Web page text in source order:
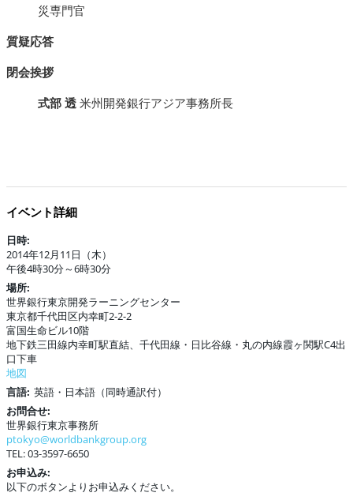
災専門官
質疑応答
閉会挨拶
式部 透 米州開発銀行アジア事務所長
イベント詳細
日時:
2014年12月11日（木）
午後4時30分～6時30分
場所:
世界銀行東京開発ラーニングセンター
東京都千代田区内幸町2-2-2
富国生命ビル10階
地下鉄三田線内幸町駅直結、千代田線・日比谷線・丸の内線霞ヶ関駅C4出
口下車
地図
言語: 英語・日本語（同時通訳付）
お問合せ:
世界銀行東京事務所
ptokyo@worldbankgroup.org
TEL: 03-3597-6650
お申込み:
以下のボタンよりお申込みください。